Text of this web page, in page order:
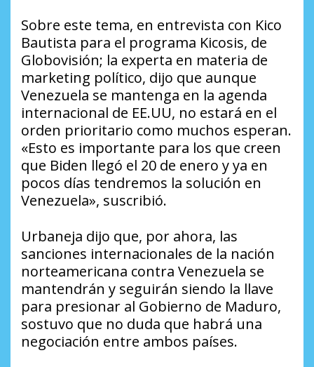
Sobre este tema, en entrevista con Kico
Bautista para el programa Kicosis, de
Globovisión; la experta en materia de
marketing político, dijo que aunque
Venezuela se mantenga en la agenda
internacional de EE.UU, no estará en el
orden prioritario como muchos esperan.
«Esto es importante para los que creen
que Biden llegó el 20 de enero y ya en
pocos días tendremos la solución en
Venezuela», suscribió.
Urbaneja dijo que, por ahora, las
sanciones internacionales de la nación
norteamericana contra Venezuela se
mantendrán y seguirán siendo la llave
para presionar al Gobierno de Maduro,
sostuvo que no duda que habrá una
negociación entre ambos países.